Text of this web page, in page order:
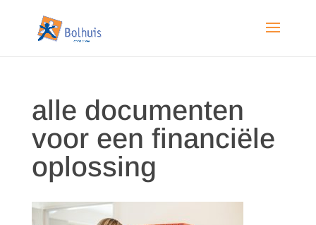
alle documenten
voor een financiële
oplossing